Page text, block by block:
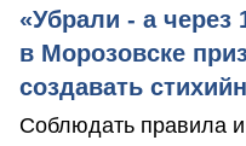
«Убрали - а через
в Морозовске
создавать
Соблюдать правила